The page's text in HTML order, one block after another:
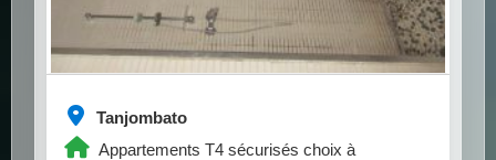
Tanjombato
Appartements T4 sécurisés choix à